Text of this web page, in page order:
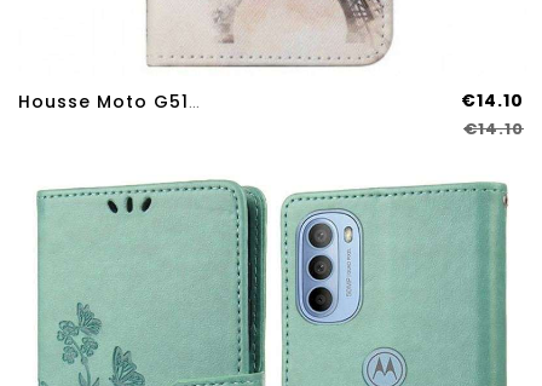
Housse Moto G51 5G Tour Eiffel Rétro €14.10
€14.10